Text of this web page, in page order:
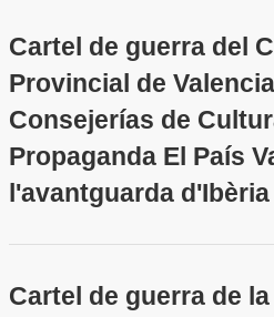
Cartel de guerra del
Provincial de
Consejerías de
Propaganda El País
l'avantguarda d'Ibèria
Cartel de guerra de